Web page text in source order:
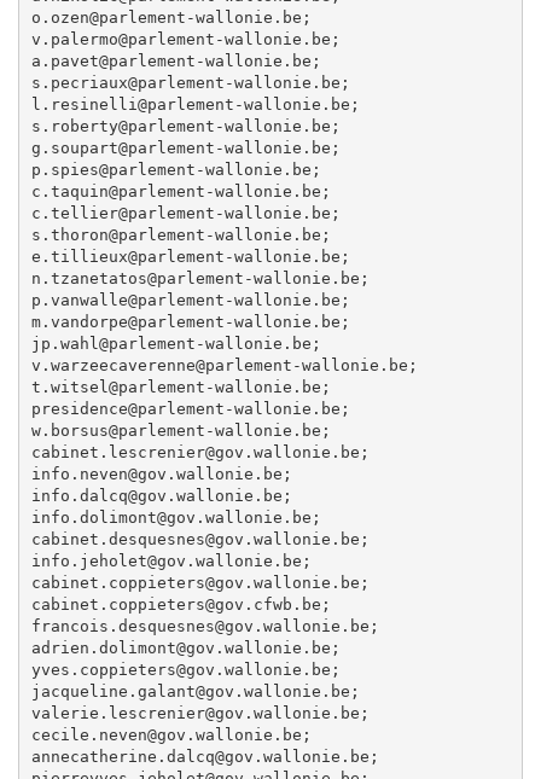
o.ozen@parlement-wallonie.be;
v.palermo@parlement-wallonie.be;
a.pavet@parlement-wallonie.be;
s.pecriaux@parlement-wallonie.be;
l.resinelli@parlement-wallonie.be;
s.roberty@parlement-wallonie.be;
g.soupart@parlement-wallonie.be;
p.spies@parlement-wallonie.be;
c.taquin@parlement-wallonie.be;
c.tellier@parlement-wallonie.be;
s.thoron@parlement-wallonie.be;
e.tillieux@parlement-wallonie.be;
n.tzanetatos@parlement-wallonie.be;
p.vanwalle@parlement-wallonie.be;
m.vandorpe@parlement-wallonie.be;
jp.wahl@parlement-wallonie.be;
v.warzeecaverenne@parlement-wallonie.be;
t.witsel@parlement-wallonie.be;
presidence@parlement-wallonie.be;
w.borsus@parlement-wallonie.be;
cabinet.lescrenier@gov.wallonie.be;
info.neven@gov.wallonie.be;
info.dalcq@gov.wallonie.be;
info.dolimont@gov.wallonie.be;
cabinet.desquesnes@gov.wallonie.be;
info.jeholet@gov.wallonie.be;
cabinet.coppieters@gov.wallonie.be;
cabinet.coppieters@gov.cfwb.be;
francois.desquesnes@gov.wallonie.be;
adrien.dolimont@gov.wallonie.be;
yves.coppieters@gov.wallonie.be;
jacqueline.galant@gov.wallonie.be;
valerie.lescrenier@gov.wallonie.be;
cecile.neven@gov.wallonie.be;
annecatherine.dalcq@gov.wallonie.be;